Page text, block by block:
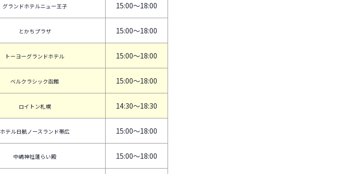
グランドホテルニュー王子 15:00～18:00
とかちプラザ 15:00～18:00
トーヨーグランドホテル 15:00～18:00
ベルクラシック函館 15:00～18:00
ロイトン札幌 14:30～18:30
ホテル日航ノースランド帯広 15:00～18:00
中嶋神社蓬らい殿 15:00～18:00